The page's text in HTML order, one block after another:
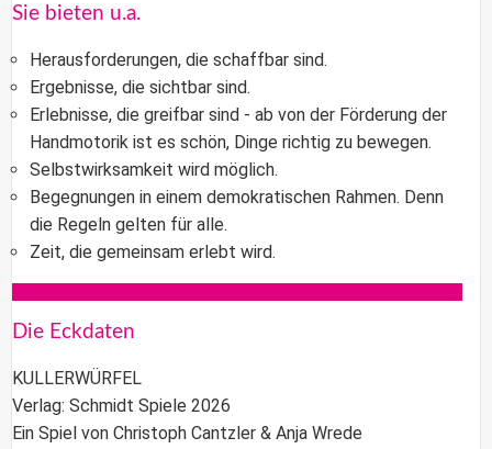
Sie bieten u.a.
Herausforderungen, die schaffbar sind.
Ergebnisse, die sichtbar sind.
Erlebnisse, die greifbar sind - ab von der Förderung der
Handmotorik ist es schön, Dinge richtig zu bewegen.
Selbstwirksamkeit wird möglich.
Begegnungen in einem demokratischen Rahmen. Denn
die Regeln gelten für alle.
Zeit, die gemeinsam erlebt wird.
Die Eckdaten
KULLERWÜRFEL
Verlag: Schmidt Spiele 2026
Ein Spiel von Christoph Cantzler & Anja Wrede